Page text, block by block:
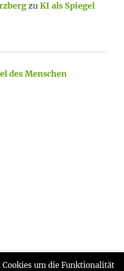
zuKI als Spiegel
des Menschen
Cookies um die Funktionalität